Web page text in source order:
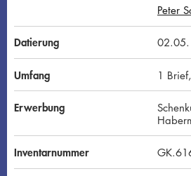
Peter
Datierung
Umfang 1
Erwerbung
Inventarnummer